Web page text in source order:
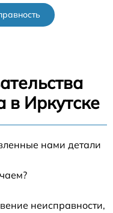
в Иркутске
нами детали
неисправности,